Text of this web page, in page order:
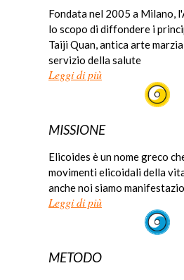
Fondata nel 2005 a Milano,
lo scopo di diffondere i
Taiji Quan, antica arte
servizio della salute
Leggi di più
MISSIONE
Elicoides è un nome greco
movimenti elicoidali della
anche noi siamo
Leggi di più
METODO